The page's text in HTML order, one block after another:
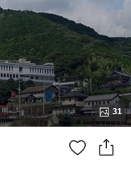
31